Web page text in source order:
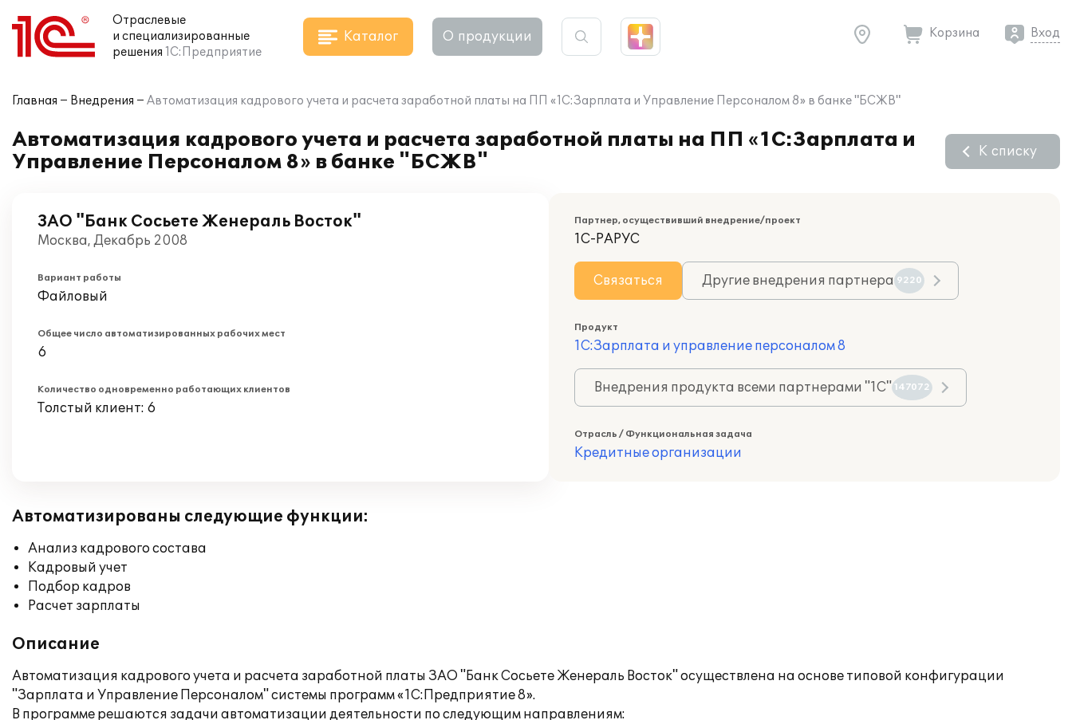
Отраслевые
и специализированные
решения 1С:Предприятие
Каталог О продукции Корзина Вход
Главная Внедрения Автоматизация кадрового учета и расчета заработной платы на ПП «1С:Зарплата и Управление Персоналом 8» в банке "БСЖВ"
Автоматизация кадрового учета и расчета заработной платы на ПП «1С:Зарплата и
Управление Персоналом 8» в банке "БСЖВ"
К списку
ЗАО "Банк Сосьете Женераль Восток"
Москва, Декабрь 2008
Вариант работы
Файловый
Общее число автоматизированных рабочих мест
6
Количество одновременно работающих клиентов
Толстый клиент: 6
Партнер, осуществивший внедрение/проект
1С-РАРУС
Связаться Другие внедрения партнера 9220
Продукт
1С:Зарплата и управление персоналом 8
Внедрения продукта всеми партнерами "1С" 147072
Отрасль / Функциональная задача
Кредитные организации
Автоматизированы следующие функции:
Анализ кадрового состава
Кадровый учет
Подбор кадров
Расчет зарплаты
Описание
Автоматизация кадрового учета и расчета заработной платы ЗАО "Банк Сосьете Женераль Восток" осуществлена на основе типовой конфигурации
"Зарплата и Управление Персоналом" системы программ «1С:Предприятие 8».
В программе решаются задачи автоматизации деятельности по следующим направлениям: